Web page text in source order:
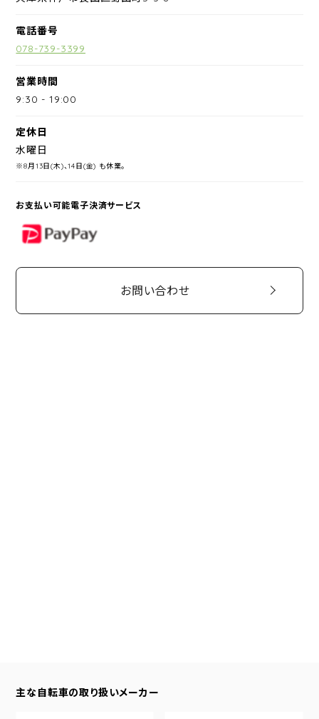
電話番号
078-739-3399
営業時間
9:30 -19:00
定休日
水曜日
※8月13日(木)、14日(金) も休業。
お支払い可能電子決済サービス
PayPay
お問い合わせ
主な自転車の取り扱いメーカー